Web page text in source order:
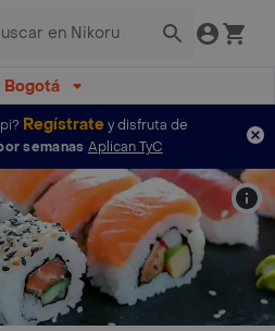
Bogotá
Regístratey disfruta de
semanas Aplican TyC